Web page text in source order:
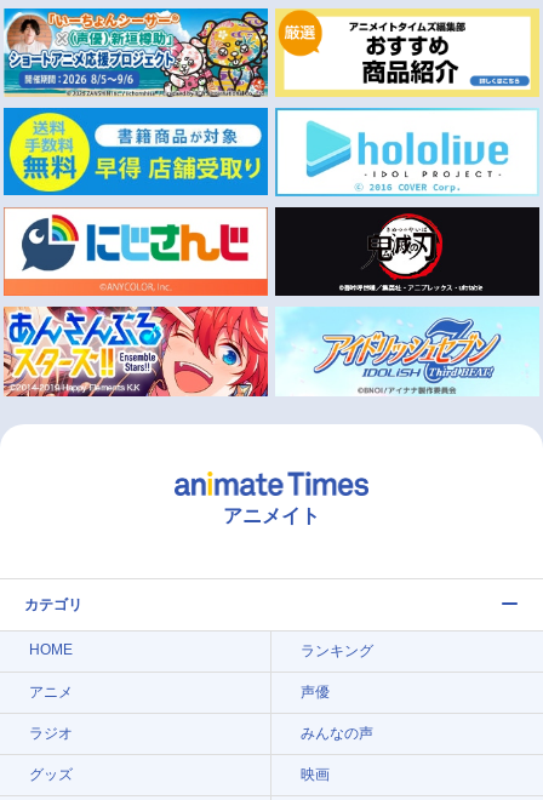
アニメイト
カテゴリ
HOME ランキング
アニメ 声優
ラジオ みんなの声
グッズ 映画